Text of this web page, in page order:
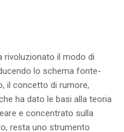
rivoluzionato il modo di
lo schema fonte-
il concetto di rumore,
ha dato le basi alla teoria
e concentrato sulla
resta uno strumento